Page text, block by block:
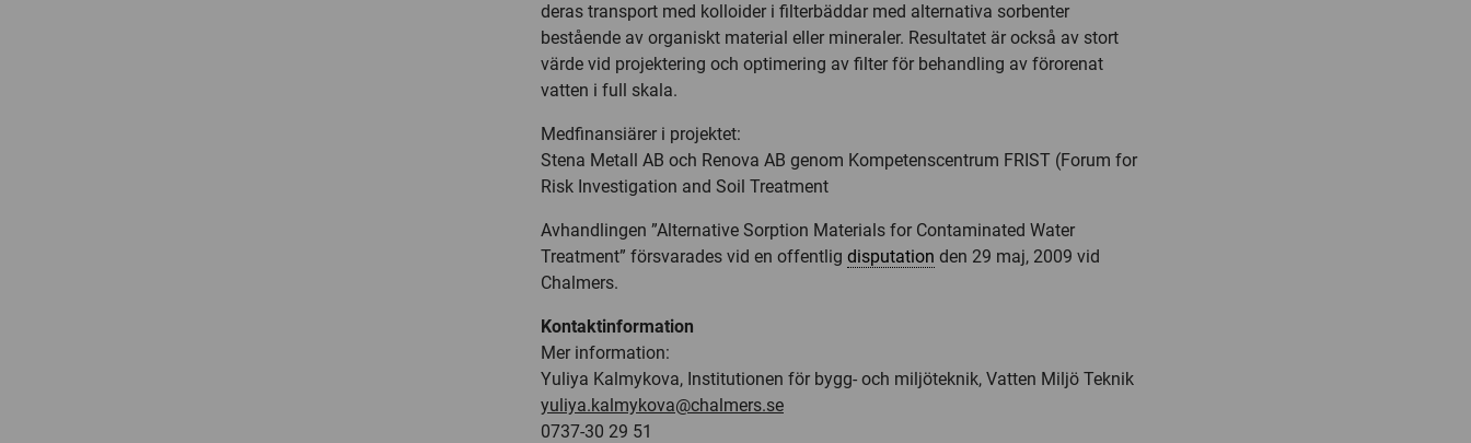
deras transport med kolloider i filterbäddar med alternativa sorbenter
bestående av organiskt material eller mineraler. Resultatet är också av stort
värde vid projektering och optimering av filter för behandling av förorenat
vatten i full skala.
Medfinansiärer i projektet:
Stena Metall AB och Renova AB genom Kompetenscentrum FRIST (Forum for
Risk Investigation and Soil Treatment
Avhandlingen ”Alternative Sorption Materials for Contaminated Water
Treatment” försvarades vid en offentlig disputation den 29 maj, 2009 vid
Chalmers.
Kontaktinformation
Mer information:
Yuliya Kalmykova, Institutionen för bygg- och miljöteknik, Vatten Miljö Teknik
yuliya.kalmykova@chalmers.se
0737-30 29 51